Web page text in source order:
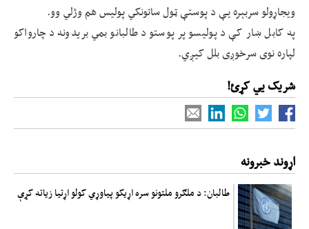
ويجاړولو سربېره يې د پوستې ټول ساتونکي پوليس هم وژلي وو.
په کابل ښار کې د پوليسو پر پوستو د طالبانو بمي بریدونه د چارواکو
لپاره نوی سرخوږی بلل کيږي.
شریک یي کړئ!
اړوند خبرونه
طالبان: د ملګرو ملتونو سره اړیکو پیاوړي کولو اړتیا زیاته کړې